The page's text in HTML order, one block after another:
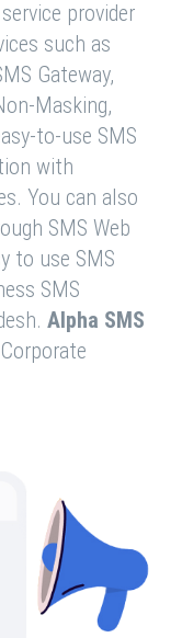
provider
such as
Gateway,
Masking,
to-use SMS
with
You can also
SMS Web
to use SMS
SMS
Alpha SMS